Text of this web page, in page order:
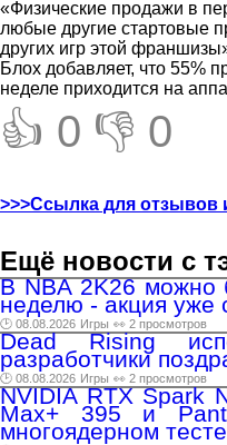
«Физические продажи в
любые другие стартовые
других игр этой
Блох добавляет, что 55%
неделе приходится на
👍 0 👎 0
>>>Ссылка для отзывов
Ещё новости с
В NBA 2K26 можно
неделю - акция уже
🕑 08.08.2026 Игры 👀 2 просмотров
Dead Rising
разработчики
🕑 08.08.2026 Игры 👀 2 просмотров
NVIDIA RTX Spark
Max+ 395 и
многоядерном